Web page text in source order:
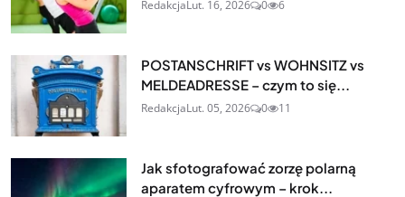
RedakcjaLut. 16, 2026 0 6
POSTANSCHRIFT vs WOHNSITZ vs
MELDEADRESSE – czym to się...
RedakcjaLut. 05, 2026 0 11
Jak sfotografować zorzę polarną
aparatem cyfrowym – krok...